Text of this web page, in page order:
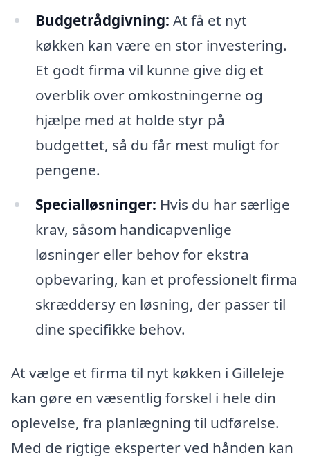
Budgetrådgivning: At få et nyt
køkken kan være en stor investering.
Et godt firma vil kunne give dig et
overblik over omkostningerne og
hjælpe med at holde styr på
budgettet, så du får mest muligt for
pengene.
Specialløsninger: Hvis du har særlige
krav, såsom handicapvenlige
løsninger eller behov for ekstra
opbevaring, kan et professionelt firma
skræddersy en løsning, der passer til
dine specifikke behov.
At vælge et firma til nyt køkken i Gilleleje
kan gøre en væsentlig forskel i hele din
oplevelse, fra planlægning til udførelse.
Med de rigtige eksperter ved hånden kan